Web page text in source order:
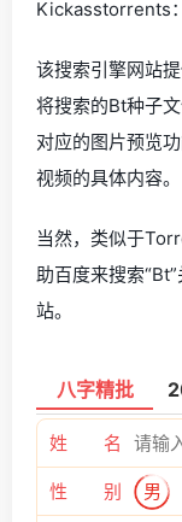
Kickasstorrents：
该搜索引擎网站
将搜索的Bt种子
对应的图片预览
视频的具体内容。
当然，类似于
助百度来搜索
站。
八字精批
姓 名
性 别 男